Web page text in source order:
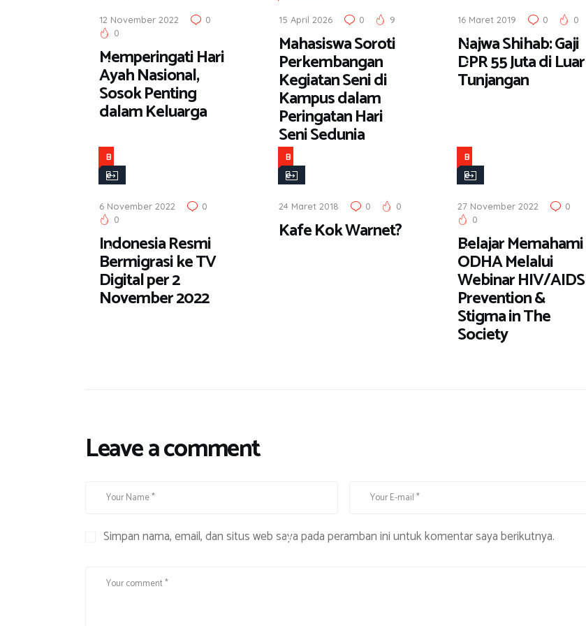
i
a
12 November 2022
0
0
Memperingati Hari
Ayah Nasional,
Sosok Penting
dalam Keluarga
15 April 2026 0 9
Mahasiswa Soroti
Perkembangan
Kegiatan Seni di
Kampus dalam
Peringatan Hari
Seni Sedunia
i
t
a
16 Maret 2019 0 0
Najwa Shihab: Gaji
DPR 55 Juta di Luar
Tunjangan
B
e
i
a
6 November 2022
0
0
Indonesia Resmi
Bermigrasi ke TV
Digital per 2
November 2022
B
e
i
t
m
24 Maret 2018 0 0
Kafe Kok Warnet?
B
e
i
a
27 November 2022
0
0
Belajar Memahami
ODHA Melalui
Webinar HIV/AIDS
Prevention &
Stigma in The
Society
Leave a comment
Simpan nama, email, dan situs web saya pada peramban ini untuk komentar saya berikutnya.